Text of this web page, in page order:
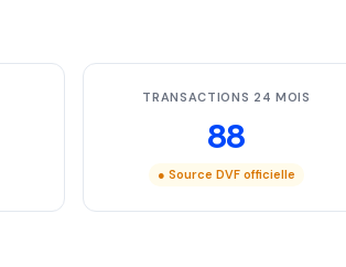
TRANSACTIONS 24 MOIS
88
● Source DVF officielle